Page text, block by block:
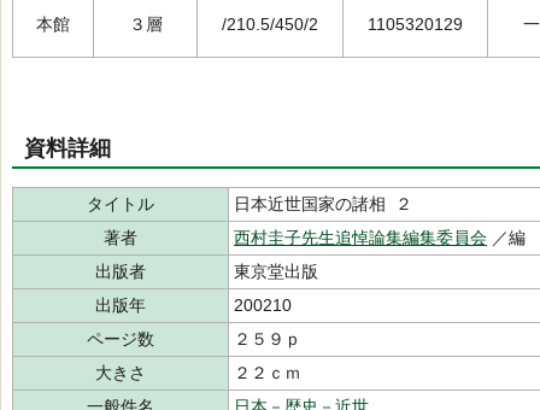
本館 ３層 /210.5/450/2 1105320129
資料詳細
タイトル
日本近世国家の諸相 ２
著者
西村圭子先生追悼論集編集委員会 ／編
出版者
東京堂出版
出版年
200210
ページ数
２５９ｐ
大きさ
２２ｃｍ